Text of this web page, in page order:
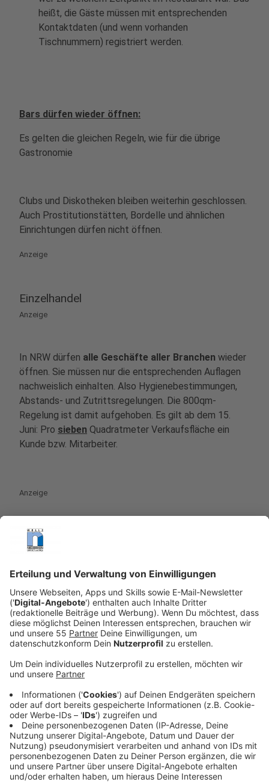
heißt, die Gäste müssen mit entsprechenden
Kontaktdaten (und wenn vorhanden
Tischnummern) registriert werden.
Bars dürfen wieder öffnen:
Es gelten die gleichen Regeln, wie für die übrige
Gastronomie
Clubs und Diskotheken bleiben weiterhin geschlossen.
Auch Prostitutionstätten, Bordelle und ähnlichen
Einrichtungen dürfen nicht öffnen.
Anzeige
Einzelhandel
Anzeige
In NRW dürfen alle Geschäfte aller Branchen wieder
öffnen. Sie müssen nur die entsprechenden Auflagen
nachweislich einhalten. Also Hygienebestimmungen,
Abstands- und Zutrittsregelungen. Die 800qm-
Regelung ist damit aufgehoben. Es gilt ab dem 15.
Juni: Pro sieben Quadratmeter Verkaufsfläche ein
Kunde bzw. Mitarbeiter.
Anzeige
Sport, Fitnessstudio & Co.
Anzeige
Ab dem07. MaiistkontaktfreierSport unter freiem
Himmel wieder erlaubt. Das schließt nicht nur
Outdoorsportarten ohne Kontakt, wie beispielsweise
Tennis oder Golf mit ein, sondern auch Fitness in einer
Abstand gewährleistet sein und es dürfen keine
Kontaktübungen gemacht werden.
Ab dem11. MaidürfenFitnessstudiosund
SporthallenundEishallenwieder öffnen, allerdings
unter strengsten Auflagen. Diese Auflagen werden im
Laufe des 08. Mai noch weiter konkretisiert und vom